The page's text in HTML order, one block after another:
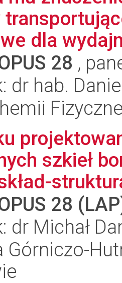
dla
28 ,
dr hab.
szkieł
28
dr Michał
Górniczo-